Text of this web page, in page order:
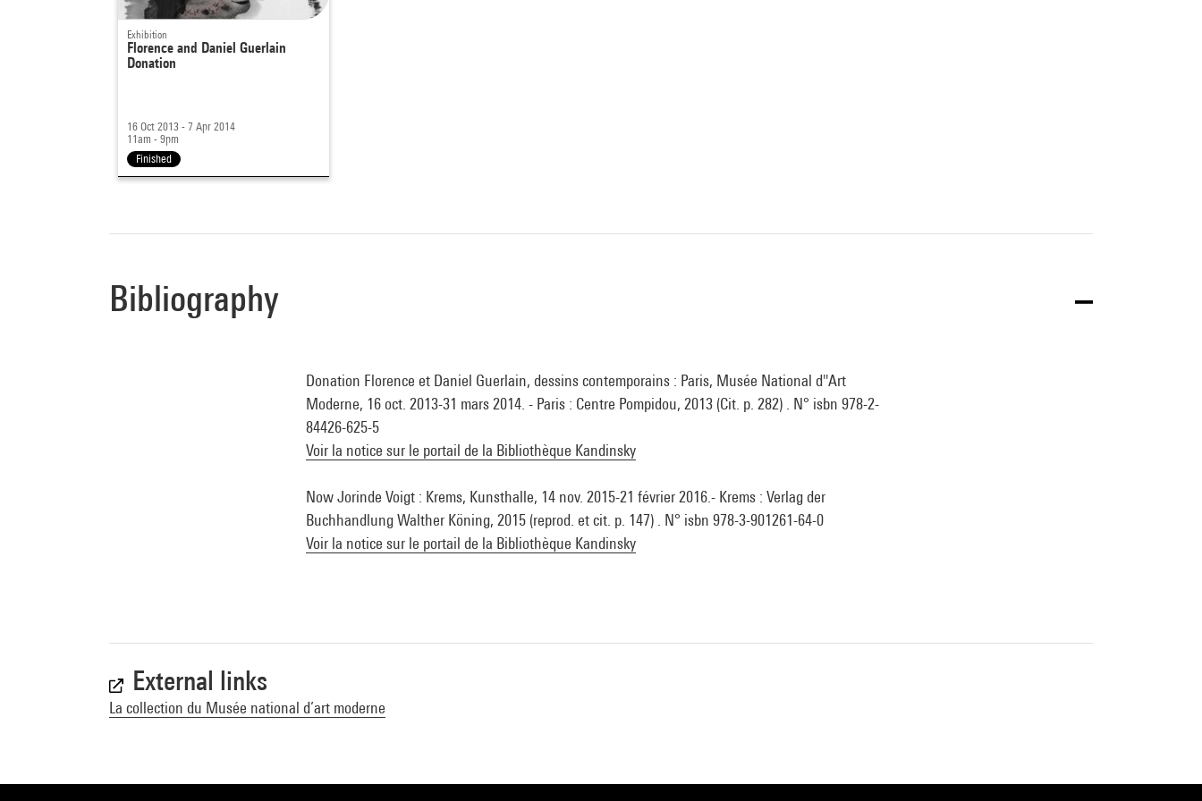
Exhibition
Florence and Daniel Guerlain
Donation
16 Oct 2013 - 7 Apr 2014
11am - 9pm
Finished
Bibliography
Donation Florence et Daniel Guerlain, dessins contemporains : Paris, Musée National d''Art
Moderne, 16 oct. 2013-31 mars 2014. - Paris : Centre Pompidou, 2013 (Cit. p. 282) . N° isbn 978-2-
84426-625-5
Voir la notice sur le portail de la Bibliothèque Kandinsky
Now Jorinde Voigt : Krems, Kunsthalle, 14 nov. 2015-21 février 2016.- Krems : Verlag der
Buchhandlung Walther Köning, 2015 (reprod. et cit. p. 147) . N° isbn 978-3-901261-64-0
Voir la notice sur le portail de la Bibliothèque Kandinsky
External links
La collection du Musée national d’art moderne